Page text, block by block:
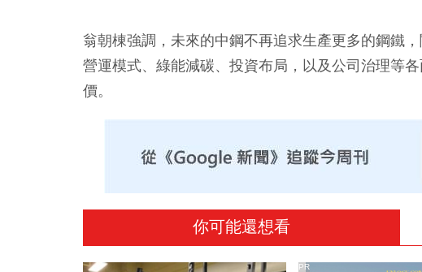
翁朝棟強調，未來的中鋼不再追求生產更多的鋼鐵
營運模式、綠能減碳、投資布局，以及公司治理等
價。
你可能還想看
PR